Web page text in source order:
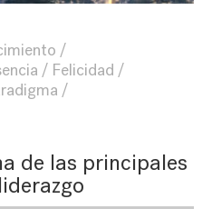
Felicidad
de las principales